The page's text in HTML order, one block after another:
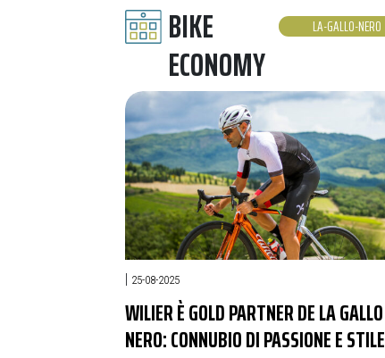
BIKE
ECONOMY
LA-GALLO-NERO
| 25-08-2025
WILIER È GOLD PARTNER DE LA GALLO
NERO: CONNUBIO DI PASSIONE E STILE